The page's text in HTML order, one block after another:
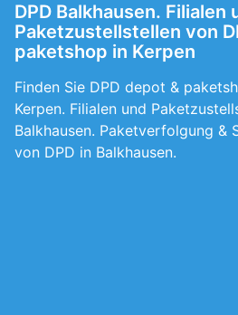
DPD Balkhausen. Filialen
Paketzustellstellen von
paketshop in Kerpen
Finden Sie DPD depot &
Kerpen. Filialen und
Balkhausen. Paketverfolgung &
von DPD in Balkhausen.